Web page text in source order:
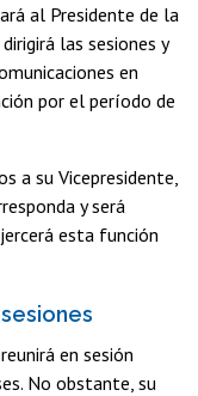
al Presidente de la
las sesiones y
en
por el período de
a su Vicepresidente,
y será
esta función
en sesión
No obstante, su